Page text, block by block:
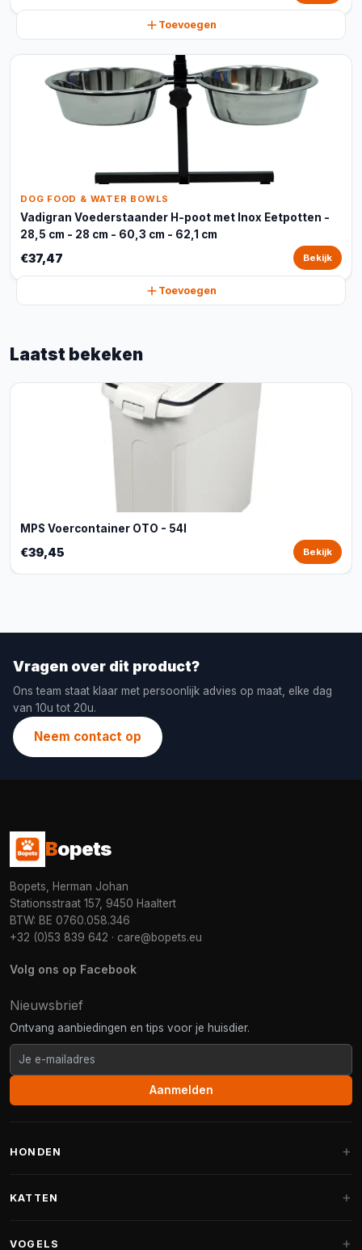
Toevoegen
DOG FOOD & WATER BOWLS
Vadigran Voederstaander H-poot met Inox Eetpotten -
28,5 cm - 28 cm - 60,3 cm - 62,1 cm
€37,47 Bekijk
Toevoegen
Laatst bekeken
MPS Voercontainer OTO - 54l
€39,45 Bekijk
Vragen over dit product?
Ons team staat klaar met persoonlijk advies op maat, elke dag
van 10u tot 20u.
Neem contact op
Bopets
Bopets, Herman Johan
Stationsstraat 157, 9450 Haaltert
BTW: BE 0760.058.346
+32 (0)53 839 642 · care@bopets.eu
Volg ons op Facebook
Nieuwsbrief
Ontvang aanbiedingen en tips voor je huisdier.
Aanmelden
HONDEN
KATTEN
VOGELS